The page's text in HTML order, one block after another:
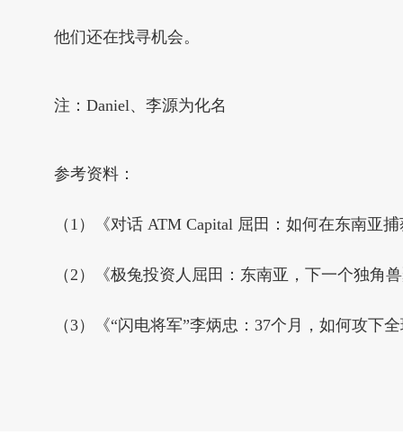
他们还在找寻机会。
注：Daniel、李源为化名
参考资料：
（1）《对话 ATM Capital 屈田：如何在东南亚
（2）《极兔投资人屈田：东南亚，下一个独角
（3）《“闪电将军”李炳忠：37个月，如何攻下